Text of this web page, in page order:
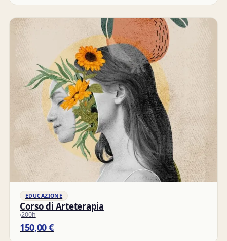
EDUCAZIONE
Corso di Arteterapia
200h
150,00€